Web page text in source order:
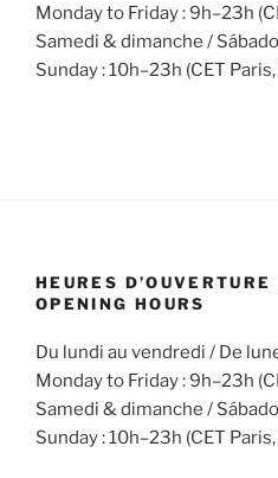
Monday to Friday : 9h–23h
Samedi & dimanche /
Sunday : 10h–23h (CET
HEURES
OPENING HOURS
Du lundi au vendredi / De
Monday to Friday : 9h–23h
Samedi & dimanche /
Sunday : 10h–23h (CET